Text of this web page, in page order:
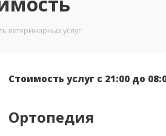
ветеринарных услуг
Стоимость услуг с 21:00 до
Ортопедия